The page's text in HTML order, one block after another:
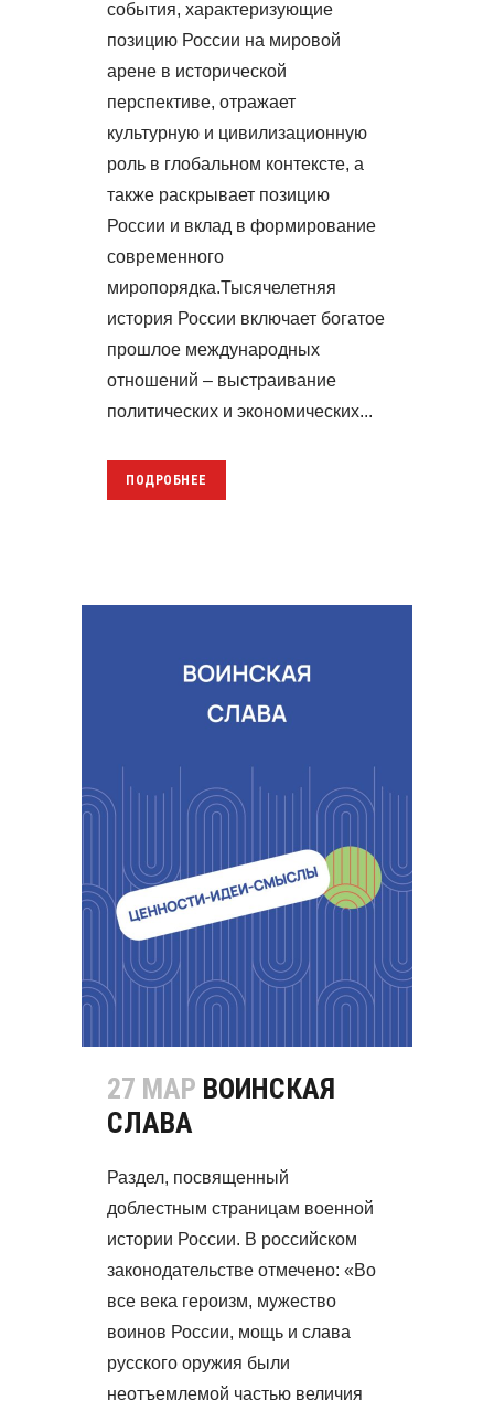
события, характеризующие
позицию России на мировой
арене в исторической
перспективе, отражает
культурную и цивилизационную
роль в глобальном контексте, а
также раскрывает позицию
России и вклад в формирование
современного
миропорядка.Тысячелетняя
история России включает богатое
прошлое международных
отношений – выстраивание
политических и экономических...
ПОДРОБНЕЕ
27 МАР ВОИНСКАЯ
СЛАВА
Раздел, посвященный
доблестным страницам военной
истории России. В российском
законодательстве отмечено: «Во
все века героизм, мужество
воинов России, мощь и слава
русского оружия были
неотъемлемой частью величия